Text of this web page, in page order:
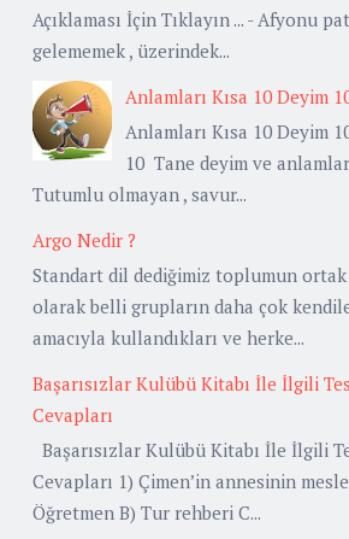
Açıklaması İçin Tıklayın ... - Afyonu
gelememek , üzerindek...
Anlamları Kısa 10 Deyim
Anlamları Kısa 10 Deyim
10 Tane deyim ve
Tutumlu olmayan , savur...
Argo Nedir ?
Standart dil dediğimiz toplumun
olarak belli grupların daha çok
amacıyla kullandıkları ve herke...
Başarısızlar Kulübü Kitabı İle İlgili
Cevapları
Başarısızlar Kulübü Kitabı İle İlgili
Cevapları 1) Çimen’in annesinin
Öğretmen B) Tur rehberi C...